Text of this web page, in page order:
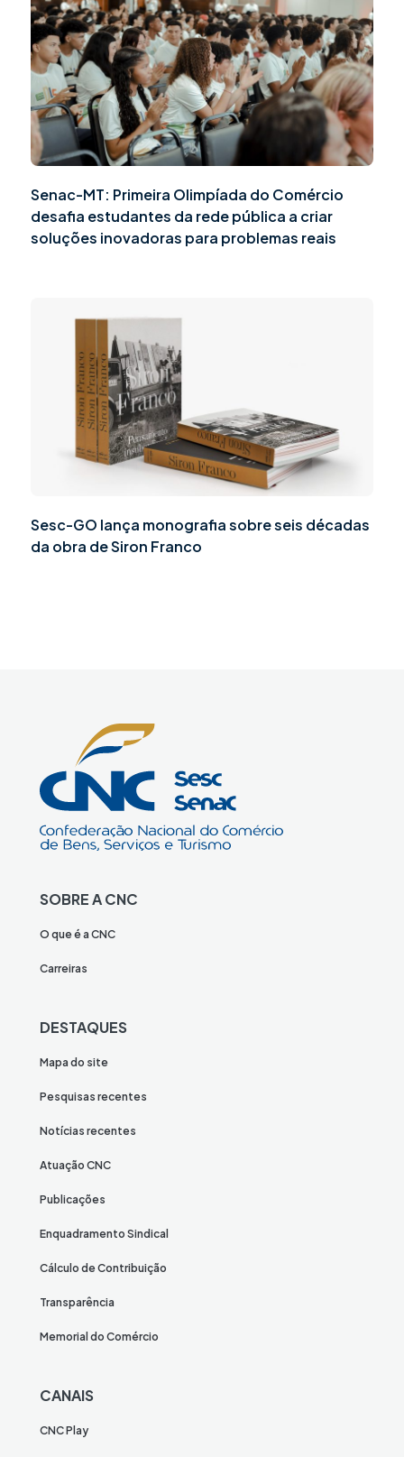
Senac-MT: Primeira Olimpíada do Comércio
desafia estudantes da rede pública a criar
soluções inovadoras para problemas reais
Sesc-GO lança monografia sobre seis décadas
da obra de Siron Franco
SOBRE A CNC
O que é a CNC
Carreiras
DESTAQUES
Mapa do site
Pesquisas recentes
Notícias recentes
Atuação CNC
Publicações
Enquadramento Sindical
Cálculo de Contribuição
Transparência
Memorial do Comércio
CANAIS
CNC Play